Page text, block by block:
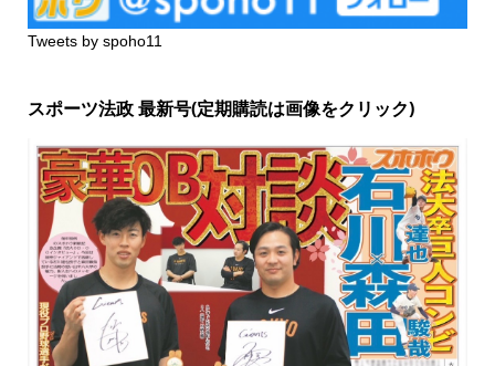
Tweets by spoho11
スポーツ法政 最新号(定期購読は画像をクリック)